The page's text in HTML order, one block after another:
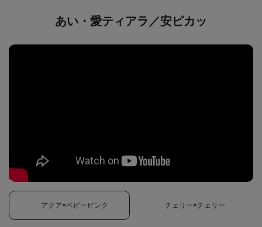
あい・愛ティアラ／安ピカッ
アクア×ベビーピンク チェリー×チェリー